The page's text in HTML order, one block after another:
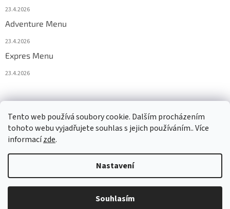
Tento web používá soubory cookie. Dalším procházením
tohoto webu vyjadřujete souhlas s jejich používáním.. Více
informacízde.
Nastavení
Souhlasím
23.4.2026
Adventure Menu
23.4.2026
Expres Menu
23.4.2026
Copyright 2026www.333adventures.com. Všechna práva
vyhrazena.